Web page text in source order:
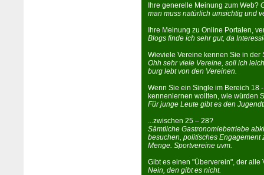
Ihre generelle Meinung zum Web?
man muss natürlich umsichtig und
Ihre Meinung zu Online Portalen,
Blogs finde ich sehr gut, da
Wieviele Ver­eine kennen Sie in der
Ohh sehr viele Ver­eine, soll ich
burg lebt von den Ver­einen.
Wenn Sie ein Single im Bereich 18
kennenlernen wollten, wie würden
Für junge Leute gibt es den
...zwischen 25 – 28?
Sämtliche Gastronomiebetriebe
besuchen, politisches
Menge. Sportvereine uvm.
Gibt es einen "Überverein", der alle
Nein, den gibt es nicht.